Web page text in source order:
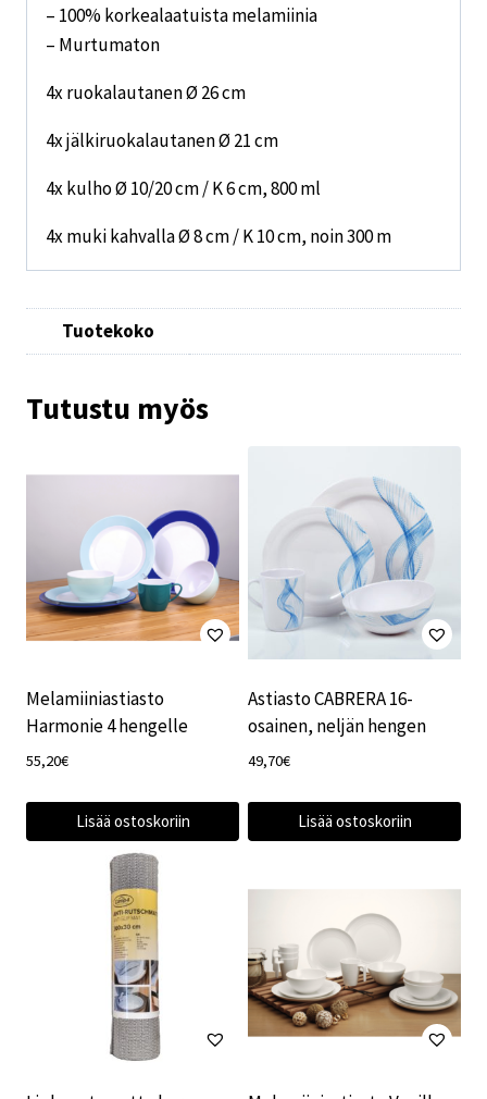
– 100% korkealaatuista melamiinia
– Murtumaton
4x ruokalautanen Ø 26 cm
4x jälkiruokalautanen Ø 21 cm
4x kulho Ø 10/20 cm / K 6 cm, 800 ml
4x muki kahvalla Ø 8 cm / K 10 cm, noin 300 m
Tuotekoko
Tutustu myös
Melamiiniastiasto
Harmonie 4 hengelle
55,20€
Lisää ostoskoriin
Astiasto CABRERA 16-
osainen, neljän hengen
49,70€
Lisää ostoskoriin